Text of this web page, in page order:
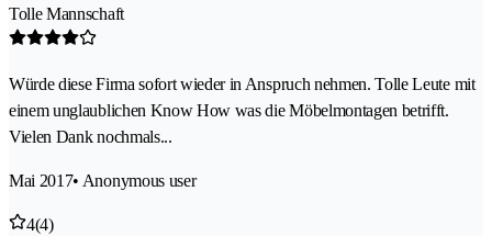
Tolle Mannschaft
Würde diese Firma sofort wieder in Anspruch nehmen. Tolle Leute mit
einem unglaublichen Know How was die Möbelmontagen betrifft.
Vielen Dank nochmals...
Mai 2017• Anonymous user
4(4)